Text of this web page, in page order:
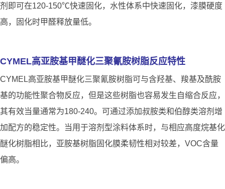
剂即可在120-150℃快速固化，水性体系中快速固化，漆膜硬度
高，固化时甲醛释放量低。
CYMEL高亚胺基甲醚化三聚氰胺树脂反应特性
CYMEL高亚胺基甲醚化三聚氰胺树脂可与含羟基、羧基及酰胺
基的功能性聚合物反应，但是这些树脂也容易发生自缩合反应，
其有效当量通常为180-240。可通过添加叔胺类和伯醇类溶剂增
加配方的稳定性。当用于溶剂型涂料体系时，与相应高度烷基化
醚化树脂相比，亚胺基树脂固化膜柔韧性相对较差，VOC含量
偏高。